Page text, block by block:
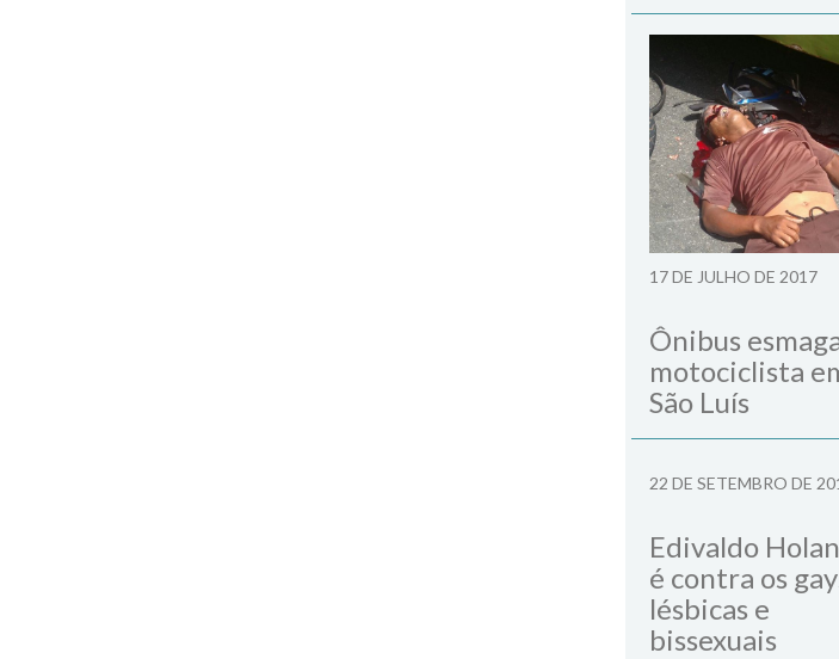
17 DE JULHO DE 2017
Ônibus
motociclista
São Luís
22 DE SETEMBRO DE
Edivaldo
é contra os
lésbicas e
bissexuais